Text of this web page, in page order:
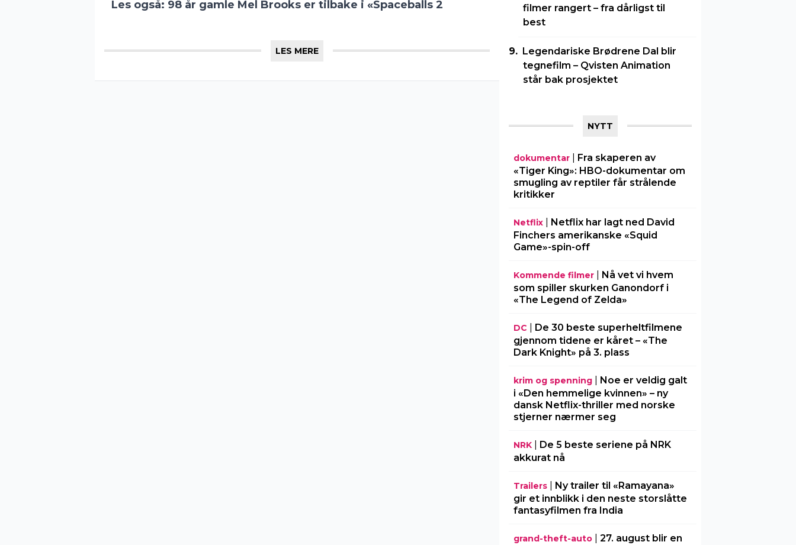
Les også: 98 år gamle Mel Brooks er tilbake i «Spaceballs 2
LES MERE
filmer rangert – fra dårligst til
best
Legendariske Brødrene Dal blir
tegnefilm – Qvisten Animation
står bak prosjektet
NYTT
dokumentar| Fra skaperen av
«Tiger King»: HBO-dokumentar om
smugling av reptiler får strålende
kritikker
Netflix| Netflix har lagt ned David
Finchers amerikanske «Squid
Game»-spin-off
Kommende filmer| Nå vet vi hvem
som spiller skurken Ganondorf i
«The Legend of Zelda»
DC
De 30 beste superheltfilmene
gjennom tidene er kåret – «The
Dark Knight» på 3. plass
krim og spenning| Noe er veldig galt
i «Den hemmelige kvinnen» – ny
dansk Netflix-thriller med norske
stjerner nærmer seg
NRK| De 5 beste seriene på NRK
akkurat nå
Trailers| Ny trailer til «Ramayana»
gir et innblikk i den neste storslåtte
fantasyfilmen fra India
grand-theft-auto| 27. august blir en